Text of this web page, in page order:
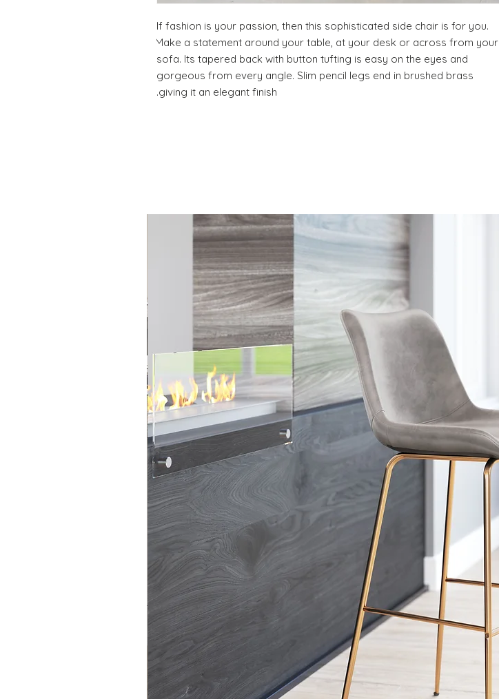
If fashion is your passion, then this sophisticated side chair is for you.
Make a statement around your table, at your desk or across from your
sofa. Its tapered back with button tufting is easy on the eyes and
gorgeous from every angle. Slim pencil legs end in brushed brass
giving it an elegant finish.